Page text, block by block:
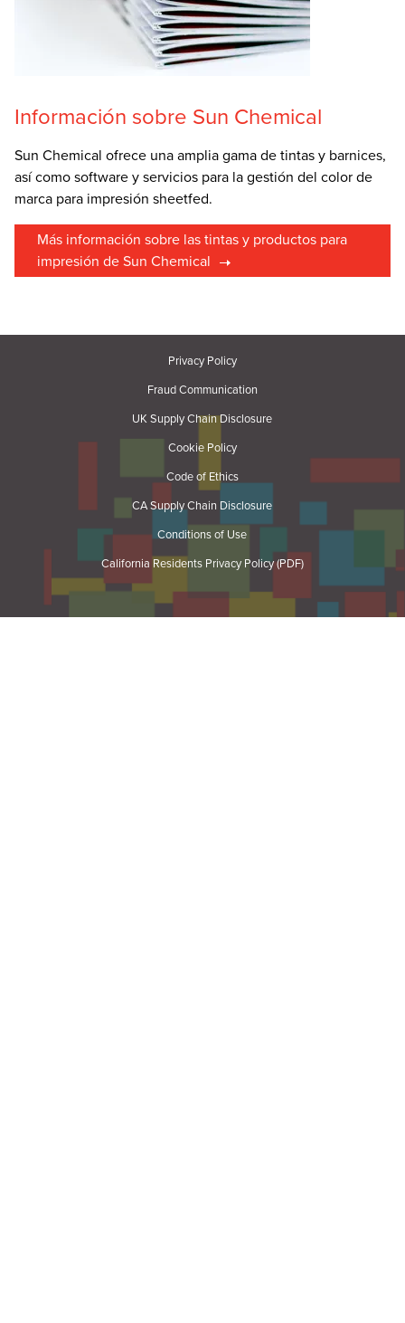
Información sobre Sun Chemical
Sun Chemical ofrece una amplia gama de tintas y barnices,
así como software y servicios para la gestión del color de
marca para impresión sheetfed.
Más información sobre las tintas y productos para
impresión de Sun Chemical
Privacy Policy
Fraud Communication
UK Supply Chain Disclosure
Cookie Policy
Code of Ethics
CA Supply Chain Disclosure
Conditions of Use
California Residents Privacy Policy (PDF)